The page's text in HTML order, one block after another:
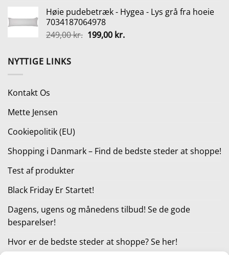
pris
var:
335,00 kr..
pris
251,25 kr..
Høie pudebetræk - Hygea - Lys grå fra hoeie
7034187064978
249,00kr. Den
199,00 kr.Den
NYTTIGE LINKS
Kontakt Os
Mette Jensen
Cookiepolitik (EU)
Shopping i Danmark – Find de bedste steder at shoppe!
Test af produkter
Black Friday Er Startet!
Dagens, ugens og månedens tilbud! Se de gode
besparelser!
Hvor er de bedste steder at shoppe? Se her!